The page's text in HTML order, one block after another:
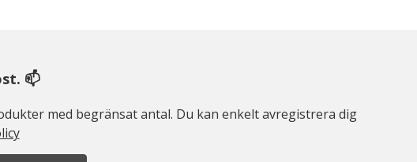
📫
med begränsat antal. Du kan enkelt avregistrera dig